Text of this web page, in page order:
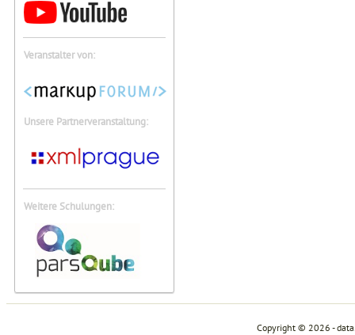
Veranstalter von:
Unsere Partnerveranstaltung:
Weitere Schulungen:
Copyright © 2026 -